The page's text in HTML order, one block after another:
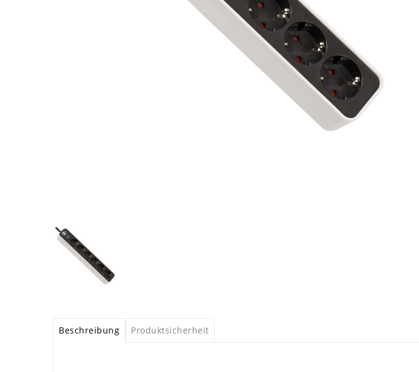
Beschreibung Produktsicherheit